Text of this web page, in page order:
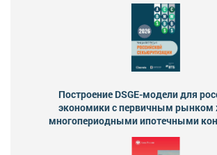
Построение DSGE-модели для
экономики с первичным рынком
многопериодными ипотечными